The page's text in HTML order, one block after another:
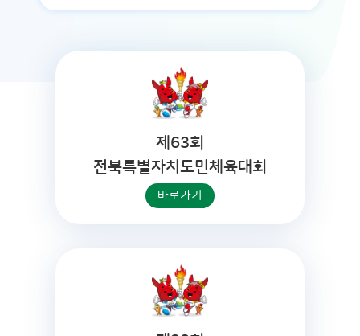
제63회
전북특별자치도민체육대회
바로가기